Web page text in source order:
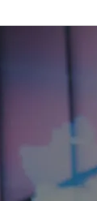
觸控筆記型電腦
型平板電腦
固型平板電腦
案
決方案
符合標準